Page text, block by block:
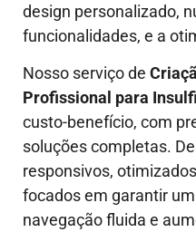
design personalizado,
funcionalidades, e a
Nosso serviço de
Profissional para
custo-benefício, com
soluções completas.
responsivos,
focados em garantir
navegação fluida e